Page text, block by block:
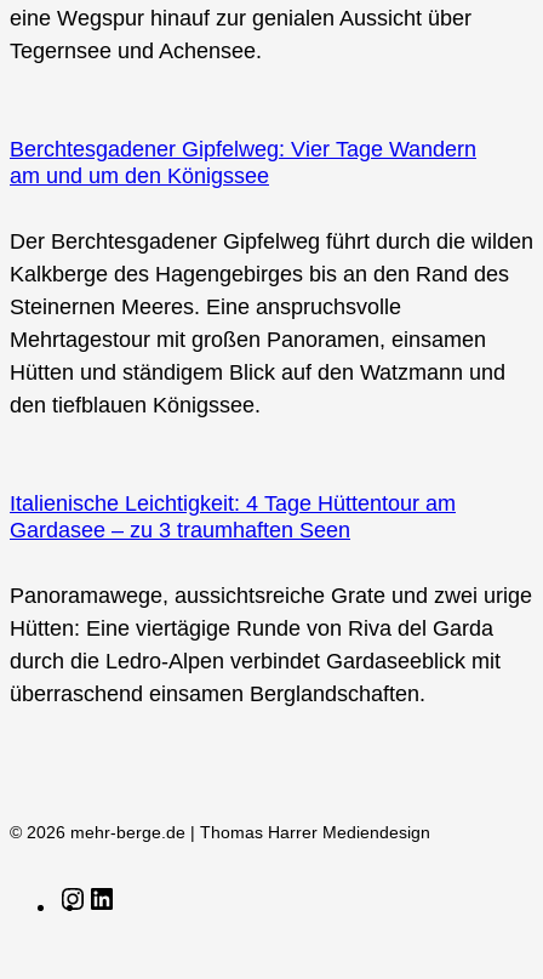
eine Wegspur hinauf zur genialen Aussicht über
Tegernsee und Achensee.
Berchtesgadener Gipfelweg: Vier Tage Wandern
am und um den Königssee
Der Berchtesgadener Gipfelweg führt durch die wilden
Kalkberge des Hagengebirges bis an den Rand des
Steinernen Meeres. Eine anspruchsvolle
Mehrtagestour mit großen Panoramen, einsamen
Hütten und ständigem Blick auf den Watzmann und
den tiefblauen Königssee.
Italienische Leichtigkeit: 4 Tage Hüttentour am
Gardasee – zu 3 traumhaften Seen
Panoramawege, aussichtsreiche Grate und zwei urige
Hütten: Eine viertägige Runde von Riva del Garda
durch die Ledro-Alpen verbindet Gardaseeblick mit
überraschend einsamen Berglandschaften.
© 2026 mehr-berge.de | Thomas Harrer Mediendesign
Instagram